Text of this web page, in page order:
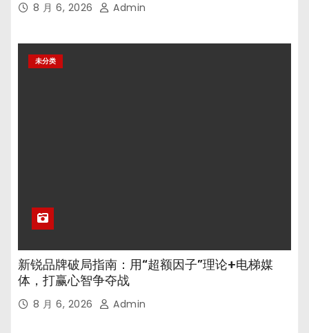
8 月 6, 2026 Admin
未分类
新锐品牌破局指南：用“超额因子”理论+电梯媒
体，打赢心智争夺战
8 月 6, 2026 Admin